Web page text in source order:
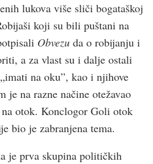
lukova više sliči bogataškoj
koji su bili puštani na
Obvezu da o robijanju i
a za vlast su i dalje ostali
na oku”, kao i njihove
na razne načine otežavao
otok. Konclogor Goli otok
bio je zabranjena tema.
je prva skupina političkih